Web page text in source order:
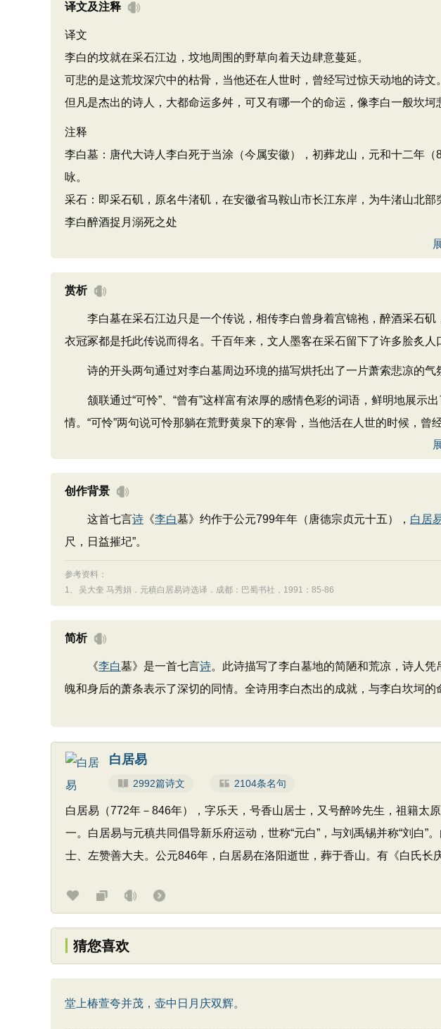
译文及注释
译文
李白的坟就在采石江边，坟地周围的野草向着天边肆意蔓延。
可悲的是这荒坟深穴中的枯骨，当他还在人世时，曾经写过惊天动地的诗文。
但凡是杰出的诗人，大都命运多舛，可又有哪一个的命运，像李白一般坎坷
注释
李白墓：唐代大诗人李白死于当涂（今属安徽），初葬龙山，元和十二年
咏。
采石：即采石矶，原名牛渚矶，在安徽省马鞍山市长江东岸，为牛渚山北
李白醉酒捉月溺死之处
赏析
李白墓在采石江边只是一个传说，相传李白曾身着宫锦袍，醉酒采石矶
衣冠冢都是托此传说而得名。千百年来，文人墨客在采石留下了许多脍炙人
诗的开头两句通过对李白墓周边环境的描写烘托出了一片萧索悲凉的气
颔联通过“可怜”、“曾有”这样富有浓厚的感情色彩的词语，鲜明地展示
情。“可怜”两句说可怜那躺在荒野黄泉下的寒骨，当他活在人世的时候，曾
创作背景
这首七言诗 《李白墓》约作于公元799年年（唐德宗贞元十五）， 白居
尺，日益摧圮”。
参考资料：
1、 吴大奎 马秀娟．元稹白居易诗选译．成都：巴蜀书社，1991：85-86
简析
《李白墓》是一首七言诗。此诗描写了李白墓地的简陋和荒凉，诗人
魄和身后的萧条表示了深切的同情。全诗用李白杰出的成就，与李白坎坷
白居易
2992篇诗文 2104条名句
白居易（772年－846年），字乐天，号香山居士，又号醉吟先生，祖籍太
一。白居易与元稹共同倡导新乐府运动，世称“元白”，与刘禹锡并称“刘白”
士、左赞善大夫。公元846年，白居易在洛阳逝世，葬于香山。有《白氏长
猜您喜欢
堂上椿萱夸并茂，壶中日月庆双辉。